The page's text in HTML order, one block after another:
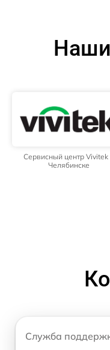
Сервисный центр Vivitek
Челябинске
Служба